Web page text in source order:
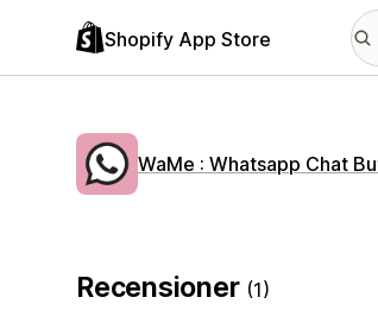
Shopify App Store
WaMe : Whatsapp Chat
Recensioner (1)